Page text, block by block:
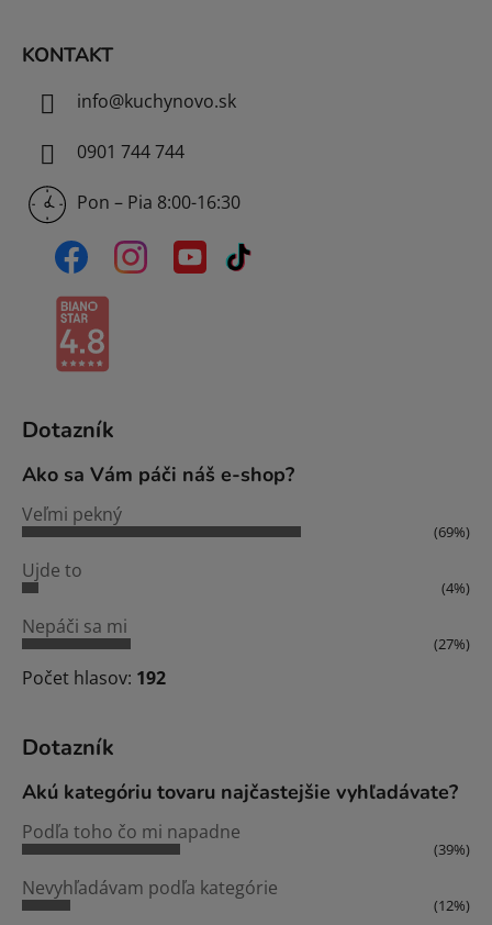
KONTAKT
info@kuchynovo.sk
0901 744 744
Pon – Pia 8:00-16:30
Dotazník
Ako sa Vám páči náš e-shop?
Veľmi pekný
(69%)
Ujde to
(4%)
Nepáči sa mi
(27%)
Počet hlasov: 192
Dotazník
Akú kategóriu tovaru najčastejšie vyhľadávate?
Podľa toho čo mi napadne
(39%)
Nevyhľadávam podľa kategórie
(12%)